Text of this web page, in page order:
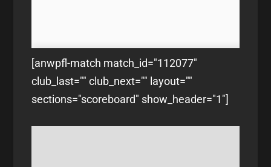
[anwpfl-match match_id="112077"
club_last="" club_next="" layout=""
sections="scoreboard" show_header="1"]